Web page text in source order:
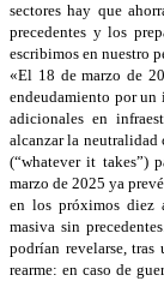
sectores hay que
precedentes y los
escribimos en nuestro
«El 18 de marzo de
endeudamiento por un
adicionales en
alcanzar la
(“whatever it takes”)
marzo de 2025 ya
en los próximos diez
masiva sin
podrían revelarse, tras
rearme: en caso de